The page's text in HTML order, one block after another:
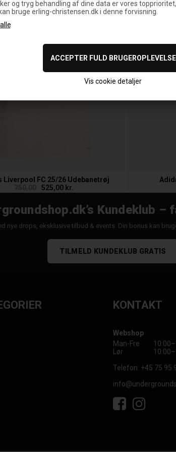
og tryg behandling af dine data er vores
bruge erling-christensen.dk i denne forvisning.
Vis cookie detaljer
Liverpool FC 25/26 Udebanetrøj
525,00 kr.
Kundeklub –
nye drops, eksklusive tilbud & events. Din bonus kan
TILMELD KUNDEKLUB GRATIS
KONTAKT
Webshop
Man-Fre
Lør
Telefon: +45 75 95
FacebookInstagram